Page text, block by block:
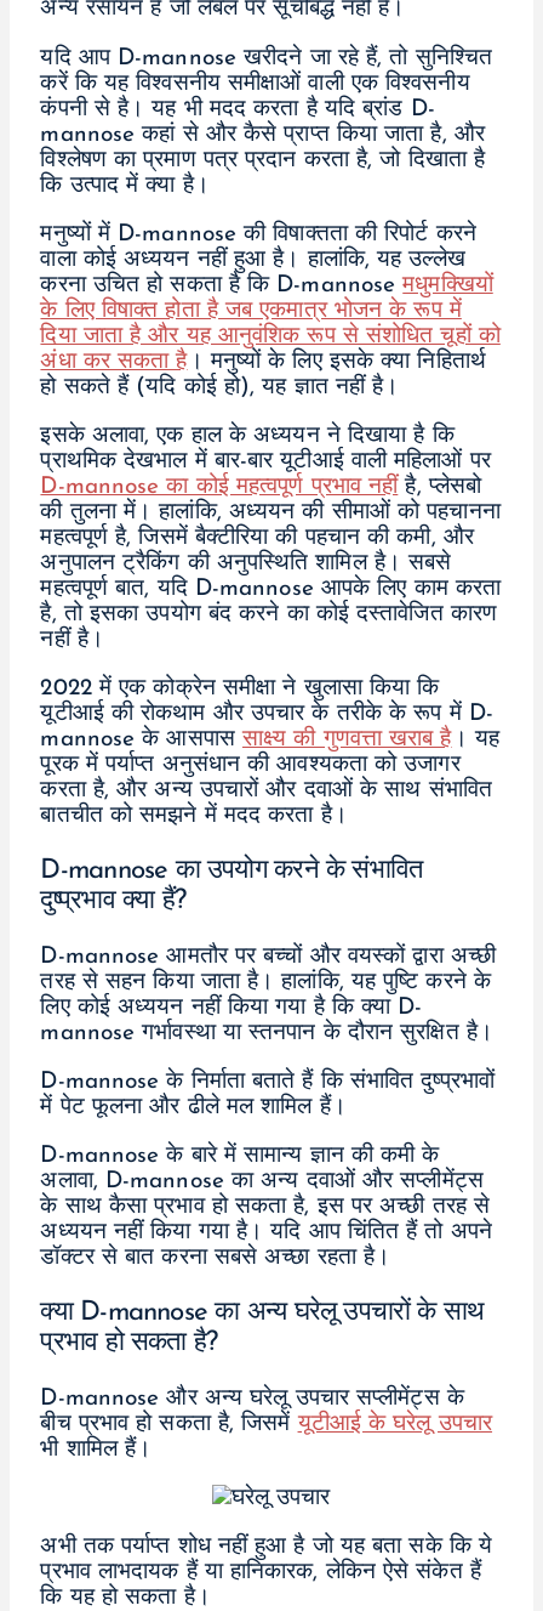
अन्य रसायन हैं जो लेबल पर सूचीबद्ध नहीं हैं।
यदि आप D-mannose खरीदने जा रहे हैं, तो सुनिश्चित
करें कि यह विश्वसनीय समीक्षाओं वाली एक विश्वसनीय
कंपनी से है। यह भी मदद करता है यदि ब्रांड D-
mannose कहां से और कैसे प्राप्त किया जाता है, और
विश्लेषण का प्रमाण पत्र प्रदान करता है, जो दिखाता है
कि उत्पाद में क्या है।
मनुष्यों में D-mannose की विषाक्तता की रिपोर्ट करने
वाला कोई अध्ययन नहीं हुआ है। हालांकि, यह उल्लेख
करना उचित हो सकता है कि D-mannoseमधुमक्खियों
के लिए विषाक्त होता है जब एकमात्र भोजन के रूप में
दिया जाता है और यह आनुवंशिक रूप से संशोधित चूहों को
अंधा कर सकता है। मनुष्यों के लिए इसके क्या निहितार्थ
हो सकते हैं (यदि कोई हो), यह ज्ञात नहीं है।
इसके अलावा, एक हाल के अध्ययन ने दिखाया है कि
प्राथमिक देखभाल में बार-बार यूटीआई वाली महिलाओं पर
D-mannose का कोई महत्वपूर्ण प्रभाव नहींहै, प्लेसबो
की तुलना में। हालांकि, अध्ययन की सीमाओं को पहचानना
महत्वपूर्ण है, जिसमें बैक्टीरिया की पहचान की कमी, और
अनुपालन ट्रैकिंग की अनुपस्थिति शामिल है। सबसे
महत्वपूर्ण बात, यदि D-mannose आपके लिए काम करता
है, तो इसका उपयोग बंद करने का कोई दस्तावेजित कारण
नहीं है।
2022 में एक कोक्रेन समीक्षा ने खुलासा किया कि
यूटीआई की रोकथाम और उपचार के तरीके के रूप में D-
mannose के आसपाससाक्ष्य की गुणवत्ता खराब है। यह
पूरक में पर्याप्त अनुसंधान की आवश्यकता को उजागर
करता है, और अन्य उपचारों और दवाओं के साथ संभावित
बातचीत को समझने में मदद करता है।
D-mannose का उपयोग करने के संभावित
दुष्प्रभाव क्या हैं?
D-mannose आमतौर पर बच्चों और वयस्कों द्वारा अच्छी
तरह से सहन किया जाता है। हालांकि, यह पुष्टि करने के
लिए कोई अध्ययन नहीं किया गया है कि क्या D-
mannose गर्भावस्था या स्तनपान के दौरान सुरक्षित है।
D-mannose के निर्माता बताते हैं कि संभावित दुष्प्रभावों
में पेट फूलना और ढीले मल शामिल हैं।
D-mannose के बारे में सामान्य ज्ञान की कमी के
अलावा, D-mannose का अन्य दवाओं और सप्लीमेंट्स
के साथ कैसा प्रभाव हो सकता है, इस पर अच्छी तरह से
अध्ययन नहीं किया गया है। यदि आप चिंतित हैं तो अपने
डॉक्टर से बात करना सबसे अच्छा रहता है।
क्या D-mannose का अन्य घरेलू उपचारों के साथ
प्रभाव हो सकता है?
D-mannose और अन्य घरेलू उपचार सप्लीमेंट्स के
बीच प्रभाव हो सकता है, जिसमेंयूटीआई के घरेलू उपचार
भी शामिल हैं।
अभी तक पर्याप्त शोध नहीं हुआ है जो यह बता सके कि ये
प्रभाव लाभदायक हैं या हानिकारक, लेकिन ऐसे संकेत हैं
कि यह हो सकता है।